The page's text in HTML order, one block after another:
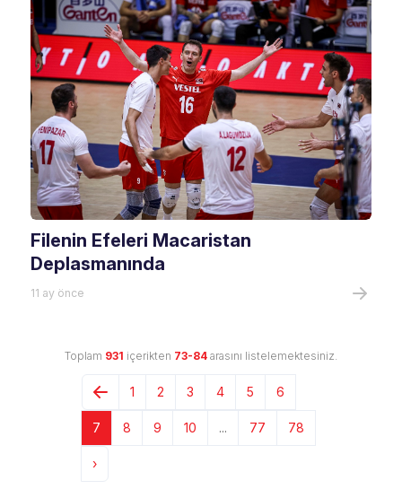
Filenin Efeleri Macaristan
Deplasmanında
11 ay önce
Toplam 931 içerikten 73-84 arasını listelemektesiniz.
1 2 3 4 5 6
7 8 9 10 ... 77 78
›